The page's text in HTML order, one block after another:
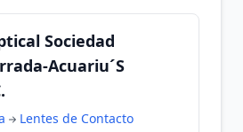
Sociedad
Acuariu´S
Lentes de Contacto